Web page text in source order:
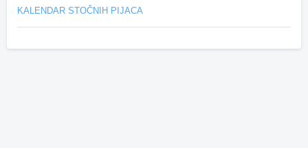
KALENDAR STOČNIH PIJACA